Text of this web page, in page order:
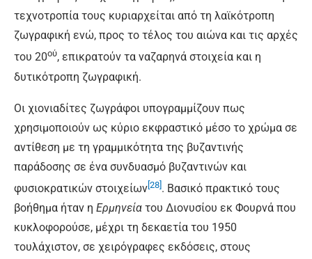
τεχνοτροπία τους κυριαρχείται από τη λαϊκότροπη
ζωγραφική ενώ, προς το τέλος του αιώνα και τις αρχές
του 20ού, επικρατούν τα ναζαρηνά στοιχεία και η
δυτικότροπη ζωγραφική.
Οι χιονιαδίτες ζωγράφοι υπογραμμίζουν πως
χρησιμοποιούν ως κύριο εκφραστικό μέσο το χρώμα σε
αντίθεση με τη γραμμικότητα της βυζαντινής
παράδοσης σε ένα συνδυασμό βυζαντινών και
φυσιοκρατικών στοιχείων[28]. Βασικό πρακτικό τους
βοήθημα ήταν η Ερμηνεία του Διονυσίου εκ Φουρνά που
κυκλοφορούσε, μέχρι τη δεκαετία του 1950
τουλάχιστον, σε χειρόγραφες εκδόσεις, στους